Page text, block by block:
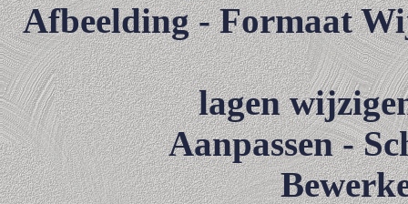
Afbeelding - Formaat
lagen
Aanpassen -